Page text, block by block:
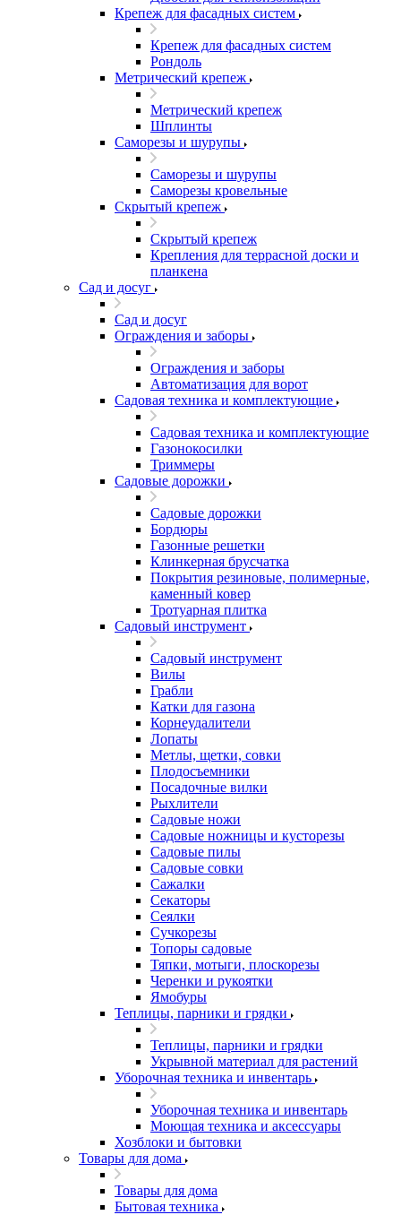
Крепеж для фасадных систем
Крепеж для фасадных систем
Рондоль
Метрический крепеж
Метрический крепеж
Шплинты
Саморезы и шурупы
Саморезы и шурупы
Саморезы кровельные
Скрытый крепеж
Скрытый крепеж
Крепления для террасной доски и
планкена
Сад и досуг
Сад и досуг
Ограждения и заборы
Ограждения и заборы
Автоматизация для ворот
Садовая техника и комплектующие
Садовая техника и комплектующие
Газонокосилки
Триммеры
Садовые дорожки
Садовые дорожки
Бордюры
Газонные решетки
Клинкерная брусчатка
Покрытия резиновые, полимерные,
каменный ковер
Тротуарная плитка
Садовый инструмент
Садовый инструмент
Вилы
Грабли
Катки для газона
Корнеудалители
Лопаты
Метлы, щетки, совки
Плодосъемники
Посадочные вилки
Рыхлители
Садовые ножи
Садовые ножницы и кусторезы
Садовые пилы
Садовые совки
Сажалки
Секаторы
Сеялки
Сучкорезы
Топоры садовые
Тяпки, мотыги, плоскорезы
Черенки и рукоятки
Ямобуры
Теплицы, парники и грядки
Теплицы, парники и грядки
Укрывной материал для растений
Уборочная техника и инвентарь
Уборочная техника и инвентарь
Моющая техника и аксессуары
Хозблоки и бытовки
Товары для дома
Товары для дома
Бытовая техника